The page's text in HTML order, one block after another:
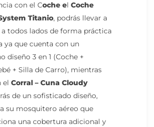
con el Coche el Coche
Titanio, podrás llevar a
todos lados de forma práctica
ya que cuenta con un
diseño 3 en 1 (Coche +
+ Silla de Carro), mientras
el Corral – Cuna Cloudy
de un sofisticado diseño,
su mosquitero aéreo que
una cobertura adicional y